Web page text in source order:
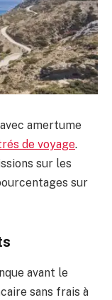
amertume
de voyage.
sur les
sur
avant le
sans frais à